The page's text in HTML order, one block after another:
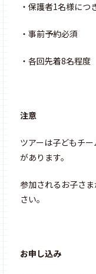
・保護者1名様につ
・事前予約必須
・各回先着8名程度
注意
ツアーは子どもチ
があります。
参加されるお子さ
さい。
お申し込み